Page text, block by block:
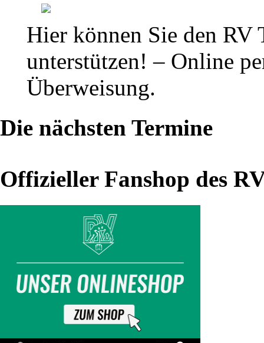
Hier können Sie den RV
unterstützen! – Online
Überweisung.
Die nächsten Termine
Offizieller Fanshop des
RVT
das
Archiv
Landesliga
Sachsen
Hauptseite
Ergebnisse
Berichte
Tabelle